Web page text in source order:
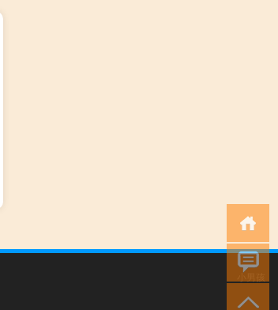
小男孩